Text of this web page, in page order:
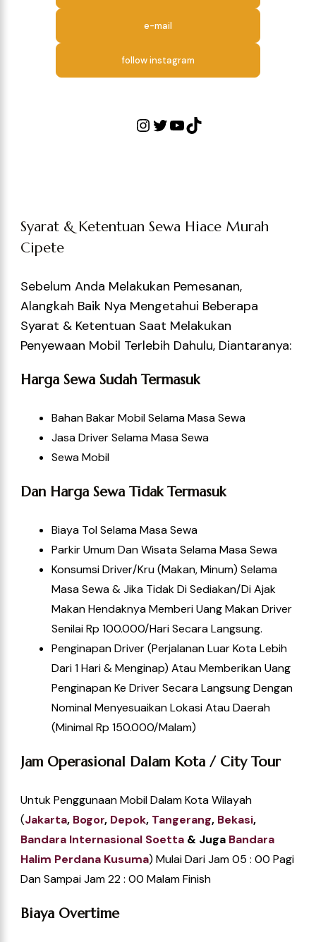
e-mail
follow instagram
Syarat & Ketentuan Sewa Hiace Murah
Cipete
Sebelum Anda Melakukan Pemesanan,
Alangkah Baik Nya Mengetahui Beberapa
Syarat & Ketentuan Saat Melakukan
Penyewaan Mobil Terlebih Dahulu, Diantaranya:
Harga Sewa Sudah Termasuk
Bahan Bakar Mobil Selama Masa Sewa
Jasa Driver Selama Masa Sewa
Sewa Mobil
Dan Harga Sewa Tidak Termasuk
Biaya Tol Selama Masa Sewa
Parkir Umum Dan Wisata Selama Masa Sewa
Konsumsi Driver/kru (Makan, Minum) Selama
Masa Sewa & Jika Tidak Di Sediakan/di Ajak
Makan Hendaknya Memberi Uang Makan Driver
Senilai Rp 100.000/hari Secara Langsung.
Penginapan Driver (perjalanan Luar Kota Lebih
Dari 1 Hari & Menginap) Atau Memberikan Uang
Penginapan Ke Driver Secara Langsung Dengan
Nominal Menyesuaikan Lokasi Atau Daerah
(Minimal Rp 150.000/Malam)
Jam Operasional Dalam Kota / City Tour
Untuk Penggunaan Mobil Dalam Kota Wilayah
(Jakarta, Bogor, Depok, Tangerang, Bekasi,
BaNdara Internasional Soetta & Juga Bandara
Halim Perdana Kusuma) Mulai Dari Jam 05 : 00 Pagi
Dan Sampai Jam 22 : 00 Malam Finish
Biaya Overtime